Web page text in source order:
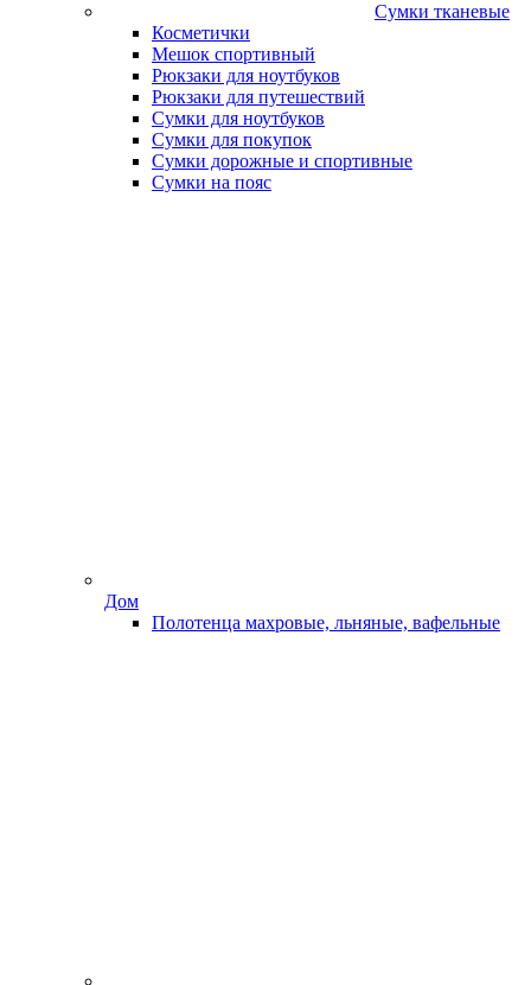
Сумки тканевые
Косметички
Мешок спортивный
Рюкзаки для ноутбуков
Рюкзаки для путешествий
Сумки для ноутбуков
Сумки для покупок
Сумки дорожные и спортивные
Сумки на пояс
Дом
Полотенца махровые, льняные, вафельные